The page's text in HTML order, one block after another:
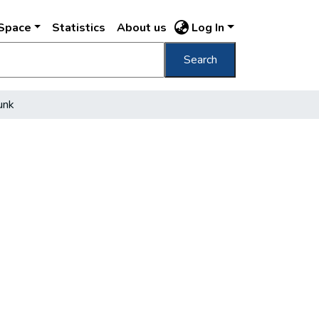
Statistics About us Log In
Search